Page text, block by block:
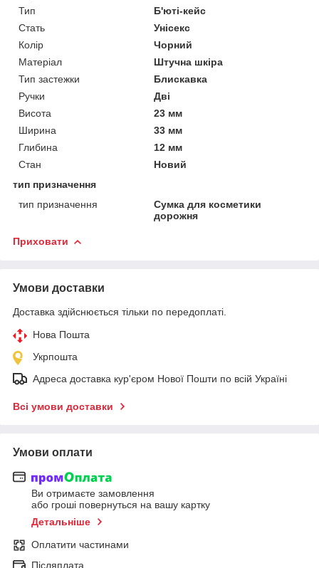
Тип
Б'юті-кейс
Стать
Унісекс
Колір
Чорний
Матеріал
Штучна шкіра
Тип застежки
Блискавка
Ручки
Дві
Висота
23 мм
Ширина
33 мм
Глибина
12 мм
Стан
Новий
тип призначення
тип призначення
Сумка для косметики
дорожня
Приховати
Умови доставки
Доставка здійснюється тільки по передоплаті.
Нова Пошта
Укрпошта
Адреса доставка кур'єром Нової Пошти по всій Україні
Всі умови доставки
Умови оплати
Ви отримаєте замовлення
або гроші повернуться на вашу картку
Детальніше
Оплатити частинами
Післяплата